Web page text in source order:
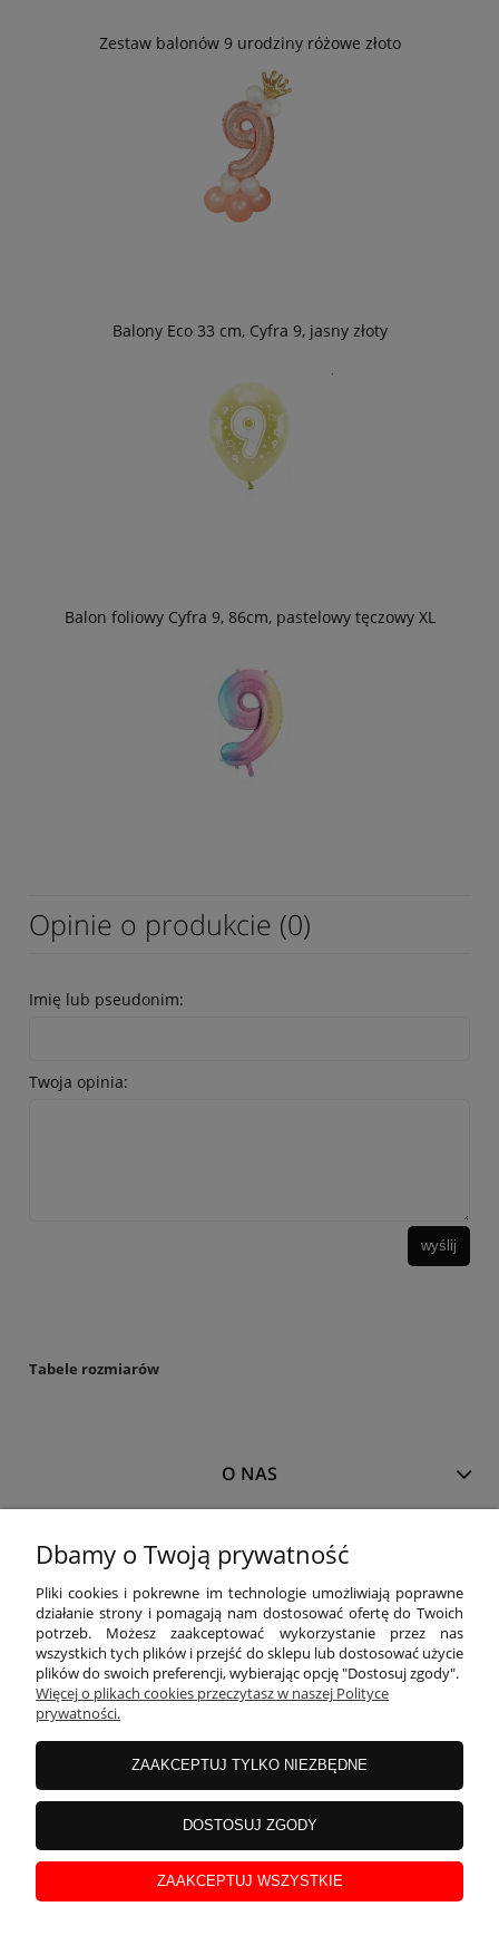
Zestaw balonów 9 urodziny różowe złoto
Balony Eco 33 cm, Cyfra 9, jasny złoty
Balon foliowy Cyfra 9, 86cm, pastelowy tęczowy XL
Opinie o produkcie (0)
Imię lub pseudonim:
Twoja opinia:
wyślij
Tabele rozmiarów
O NAS
MOJE KONTO
PŁATNOŚCI I DOSTAWA
INFORMACJE
KOLEKCJE
Kojro
z siedzibą przy ul. Wojska Polskiego 3A/1, 11-400Kętrzyn
15.
Dbamy o Twoją prywatność
Pliki cookies i pokrewne im technologie umożliwiają poprawne
działanie strony i pomagają nam dostosować ofertę do Twoich
potrzeb. Możesz zaakceptować wykorzystanie przez nas
wszystkich tych plików i przejść do sklepu lub dostosować użycie
plików do swoich preferencji, wybierając opcję "Dostosuj zgody".
Więcej o plikach cookies przeczytasz w naszej Polityce
prywatności.
ZAAKCEPTUJ TYLKO NIEZBĘDNE
DOSTOSUJ ZGODY
ZAAKCEPTUJ WSZYSTKIE